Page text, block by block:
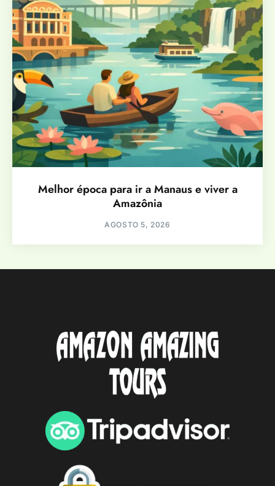
Melhor época para ir a Manaus e viver a
Amazônia
AGOSTO 5, 2026